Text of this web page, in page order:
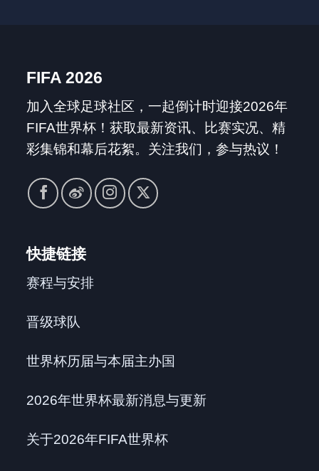
FIFA 2026
加入全球足球社区，一起倒计时迎接2026年
FIFA世界杯！获取最新资讯、比赛实况、精
彩集锦和幕后花絮。关注我们，参与热议！
快捷链接
赛程与安排
晋级球队
世界杯历届与本届主办国
2026年世界杯最新消息与更新
关于2026年FIFA世界杯